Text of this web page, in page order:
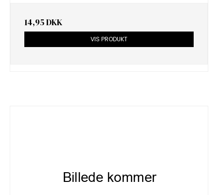
14,95 DKK
VIS PRODUKT